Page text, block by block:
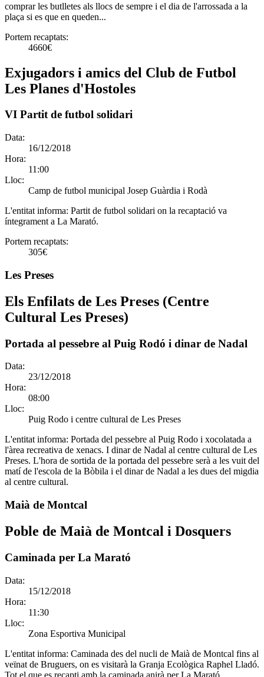
comprar les butlletes als llocs de sempre i el dia de l'arrossada a la
plaça si es que en queden...
Portem recaptats:
4660€
Exjugadors i amics del Club de Futbol
Les Planes d'Hostoles
VI Partit de futbol solidari
Data:
16/12/2018
Hora:
11:00
Lloc:
Camp de futbol municipal Josep Guàrdia i Rodà
L'entitat informa: Partit de futbol solidari on la recaptació va
íntegrament a La Marató.
Portem recaptats:
305€
Les Preses
Els Enfilats de Les Preses (Centre
Cultural Les Preses)
Portada al pessebre al Puig Rodó i dinar de Nadal
Data:
23/12/2018
Hora:
08:00
Lloc:
Puig Rodo i centre cultural de Les Preses
L'entitat informa: Portada del pessebre al Puig Rodo i xocolatada a
l'àrea recreativa de xenacs. I dinar de Nadal al centre cultural de Les
Preses. L'hora de sortida de la portada del pessebre serà a les vuit del
matí de l'escola de la Bòbila i el dinar de Nadal a les dues del migdia
al centre cultural.
Maià de Montcal
Poble de Maià de Montcal i Dosquers
Caminada per La Marató
Data:
15/12/2018
Hora:
11:30
Lloc:
Zona Esportiva Municipal
L'entitat informa: Caminada des del nucli de Maià de Montcal fins al
veïnat de Bruguers, on es visitarà la Granja Ecològica Raphel Lladó.
Tot el que es recapti amb la caminada anirà per La Marató.